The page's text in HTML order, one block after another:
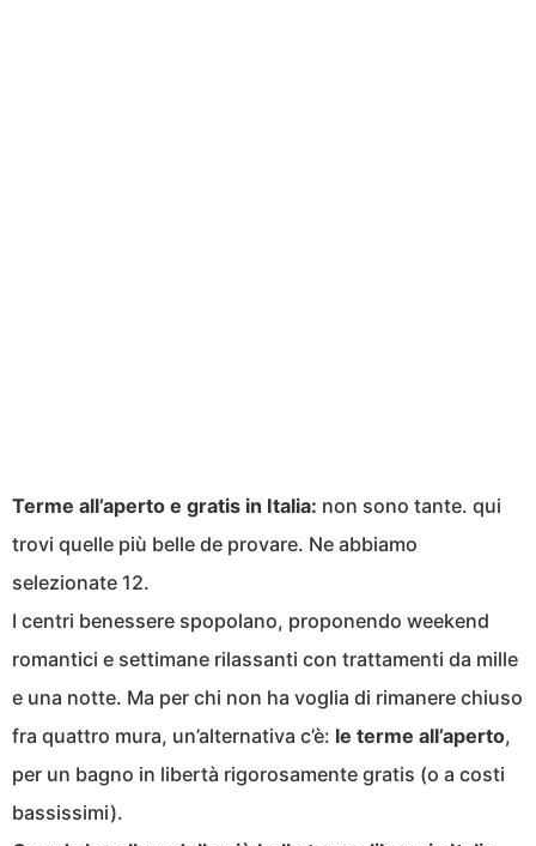
Terme all’aperto e gratis in Italia: non sono tante. qui
trovi quelle più belle de provare. Ne abbiamo
selezionate 12.
I centri benessere spopolano, proponendo weekend
romantici e settimane rilassanti con trattamenti da mille
e una notte. Ma per chi non ha voglia di rimanere chiuso
fra quattro mura, un’alternativa c’è: le terme all’aperto,
per un bagno in libertà rigorosamente gratis (o a costi
bassissimi).